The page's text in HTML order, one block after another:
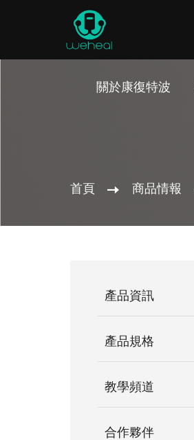
關於康復特波
首頁 商品情報
產品資訊
產品規格
教學頻道
合作夥伴